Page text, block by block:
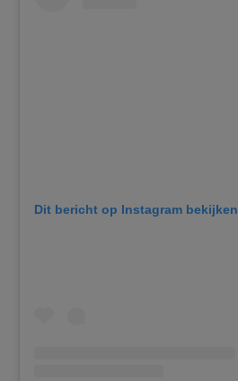
Dit bericht op Instagram bekijken